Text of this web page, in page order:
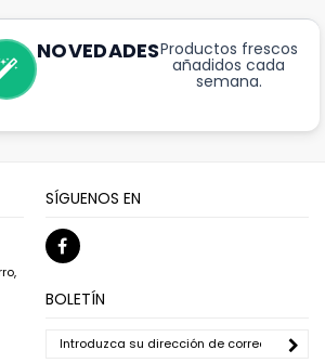
NOVEDADESProductos frescos
añadidos cada
semana.
SÍGUENOS EN
BOLETÍN